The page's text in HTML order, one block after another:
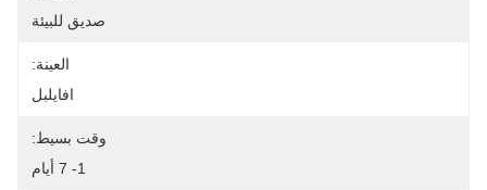
صديق للبيئة
العينة:
افايلبل
وقت بسيط:
1- 7 أيام